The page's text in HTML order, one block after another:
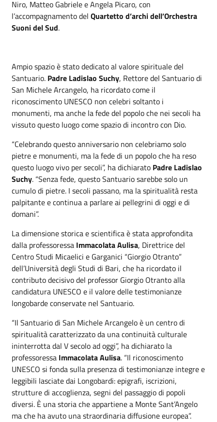
Niro, Matteo Gabriele e Angela Picaro, con
l’accompagnamento del Quartetto d’archi dell’Orchestra
Suoni del Sud.
Ampio spazio è stato dedicato al valore spirituale del
Santuario. Padre Ladislao Suchy, Rettore del Santuario di
San Michele Arcangelo, ha ricordato come il
riconoscimento UNESCO non celebri soltanto i
monumenti, ma anche la fede del popolo che nei secoli ha
vissuto questo luogo come spazio di incontro con Dio.
“Celebrando questo anniversario non celebriamo solo
pietre e monumenti, ma la fede di un popolo che ha reso
questo luogo vivo per secoli”, ha dichiarato Padre Ladislao
Suchy. “Senza fede, questo Santuario sarebbe solo un
cumulo di pietre. I secoli passano, ma la spiritualità resta
palpitante e continua a parlare ai pellegrini di oggi e di
domani”.
La dimensione storica e scientifica è stata approfondita
dalla professoressa Immacolata Aulisa, Direttrice del
Centro Studi Micaelici e Garganici “Giorgio Otranto”
dell’Università degli Studi di Bari, che ha ricordato il
contributo decisivo del professor Giorgio Otranto alla
candidatura UNESCO e il valore delle testimonianze
longobarde conservate nel Santuario.
“Il Santuario di San Michele Arcangelo è un centro di
spiritualità caratterizzato da una continuità culturale
ininterrotta dal V secolo ad oggi”, ha dichiarato la
professoressa Immacolata Aulisa. “Il riconoscimento
UNESCO si fonda sulla presenza di testimonianze integre e
leggibili lasciate dai Longobardi: epigrafi, iscrizioni,
strutture di accoglienza, segni del passaggio di popoli
diversi. È una storia che appartiene a Monte Sant’Angelo
ma che ha avuto una straordinaria diffusione europea”.